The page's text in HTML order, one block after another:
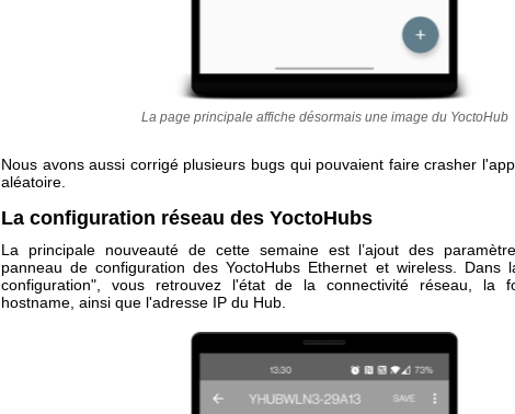
La page principale affiche désormais une image du YoctoHub
Nous avons aussi corrigé plusieurs bugs qui pouvaient faire crasher
aléatoire.
La configuration réseau des YoctoHubs
La principale nouveauté de cette semaine est l’ajout des
panneau de configuration des YoctoHubs Ethernet et wireless. Dans
configuration", vous retrouvez l'état de la connectivité réseau, la
hostname, ainsi que l'adresse IP du Hub.